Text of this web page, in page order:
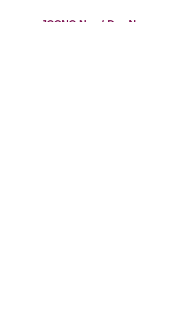
JCCNC Nov / Dec News